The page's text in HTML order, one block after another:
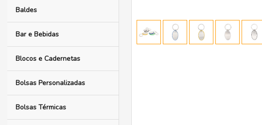
Baldes
Bar e Bebidas
Blocos e Cadernetas
Bolsas Personalizadas
Bolsas Térmicas